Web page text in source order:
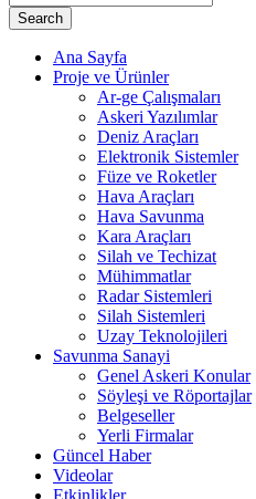
Search
Ana Sayfa
Proje ve Ürünler
Ar-ge Çalışmaları
Askeri Yazılımlar
Deniz Araçları
Elektronik Sistemler
Füze ve Roketler
Hava Araçları
Hava Savunma
Kara Araçları
Silah ve Techizat
Mühimmatlar
Radar Sistemleri
Silah Sistemleri
Uzay Teknolojileri
Savunma Sanayi
Genel Askeri Konular
Söyleşi ve Röportajlar
Belgeseller
Yerli Firmalar
Güncel Haber
Videolar
Etkinlikler